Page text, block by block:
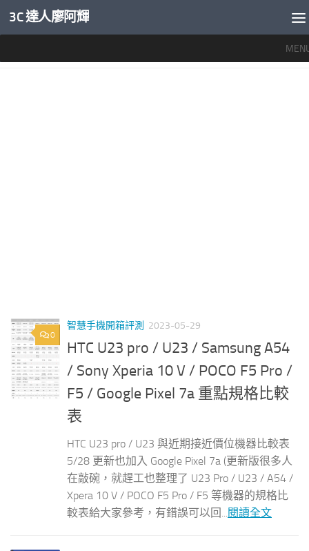
內文下方
3C 達人廖阿輝
0
智慧手機開箱評測 2023-05-29
HTC U23 pro / U23 / Samsung A54
/ Sony Xperia 10 V / POCO F5 Pro /
F5 / Google Pixel 7a 重點規格比較
表
HTC U23 pro / U23 與近期接近價位機器比較表
5/28 更新也加入 Google Pixel 7a (更新版很多人
在敲碗，就趕工也整理了 U23 Pro / U23 / A54 /
Xpera 10 V / POCO F5 Pro / F5 等機器的規格比
較表給大家參考，有錯誤可以回...閱讀全文